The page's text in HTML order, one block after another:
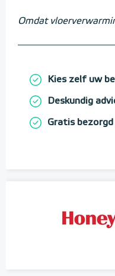
Omdat
Kies zelf uw
Deskundig
Gratis